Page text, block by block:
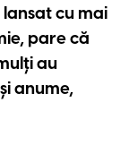
cu mai
pare că
au
anume,